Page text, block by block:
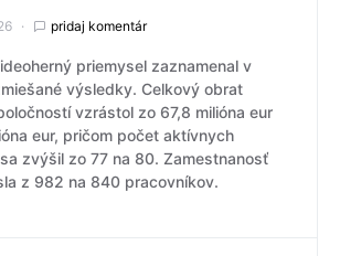
pridaj komentár
priemysel zaznamenal v
výsledky. Celkový obrat
vzrástol zo 67,8 milióna eur
eur, pričom počet aktívnych
zvýšil zo 77 na 80. Zamestnanosť
z 982 na 840 pracovníkov.